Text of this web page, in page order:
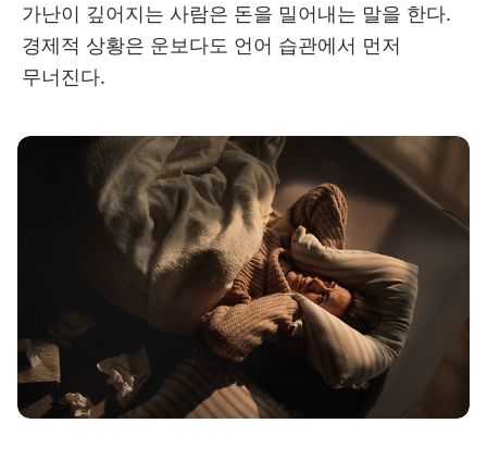
가난이 깊어지는 사람은 돈을 밀어내는 말을 한다.
경제적 상황은 운보다도 언어 습관에서 먼저
무너진다.